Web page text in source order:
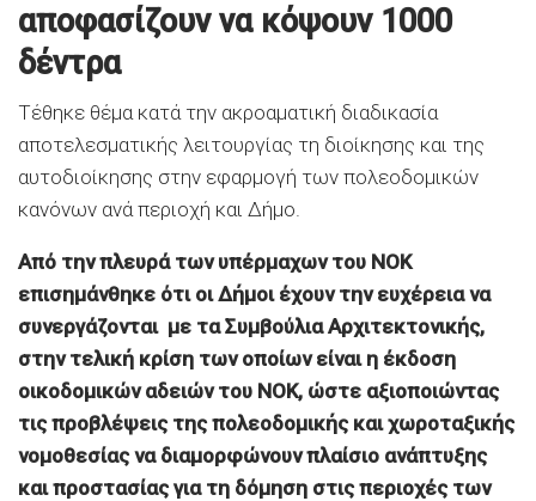
αποφασίζουν να κόψουν 1000
δέντρα
Τέθηκε θέμα κατά την ακροαματική διαδικασία
αποτελεσματικής λειτουργίας τη διοίκησης και της
αυτοδιοίκησης στην εφαρμογή των πολεοδομικών
κανόνων ανά περιοχή και Δήμο.
Από την πλευρά των υπέρμαχων του ΝΟΚ
επισημάνθηκε ότι οι Δήμοι έχουν την ευχέρεια να
συνεργάζονται με τα Συμβούλια Αρχιτεκτονικής,
στην τελική κρίση των οποίων είναι η έκδοση
οικοδομικών αδειών του ΝΟΚ, ώστε αξιοποιώντας
τις προβλέψεις της πολεοδομικής και χωροταξικής
νομοθεσίας να διαμορφώνουν πλαίσιο ανάπτυξης
και προστασίας για τη δόμηση στις περιοχές των